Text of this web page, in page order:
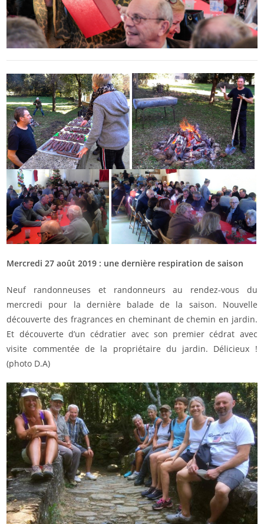
Mercredi 27 août 2019 : une dernière respiration de saison
Neuf randonneuses et randonneurs au rendez-vous du
mercredi pour la dernière balade de la saison. Nouvelle
découverte des fragrances en cheminant de chemin en jardin.
Et découverte d’un cédratier avec son premier cédrat avec
visite commentée de la propriétaire du jardin. Délicieux !
(photo D.A)